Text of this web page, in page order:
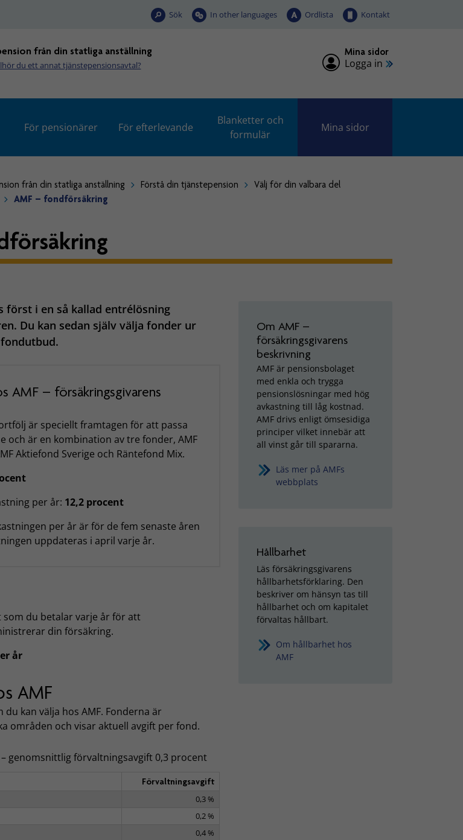
Sök In other languages Ordlista Kontakt
från din statliga anställning
du ett annat tjänstepensionsavtal?
Mina sidor
Logga in
För pensionärer För efterlevande
Blanketter och
formulär
Mina sidor
från din statliga anställning Förstå din tjänstepension
Välj för din valbara del
AMF – fondförsäkring
först i en så kallad entrélösning
Du kan sedan själv välja fonder ur
AMF – försäkringsgivarens
är speciellt framtagen för att passa
och är en kombination av tre fonder, AMF
Aktiefond Sverige och Räntefond Mix.
per år: 12,2 procent
per år är för de fem senaste åren
uppdateras i april varje år.
som du betalar varje år för att
din försäkring.
år
AMF
du kan välja hos AMF. Fonderna är
områden och visar aktuell avgift per fond.
genomsnittlig förvaltningsavgift 0,3 procent
Förvaltningsavgift
0,3 %
0,2 %
0,4 %
Om AMF –
försäkringsgivarens
beskrivning
AMF är pensionsbolaget
med enkla och trygga
pensionslösningar med hög
avkastning till låg kostnad.
AMF drivs enligt ömsesidiga
principer vilket innebär att
all vinst går till spararna.
Läs mer på AMFs
webbplats
Hållbarhet
Läs försäkringsgivarens
hållbarhetsförklaring. Den
beskriver om hänsyn tas till
hållbarhet och om kapitalet
förvaltas hållbart.
Om hållbarhet hos
AMF